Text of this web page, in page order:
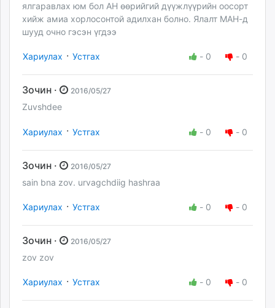
ялгаравлах юм бол АН өөрийгий дүүжлүүрийн оосорт
хийж амиа хорлосонтой адилхан болно. Ялалт МАН-д
шууд очно гэсэн үгдээ
Хариулах · Устгах - 0 - 0
Зочин · 2016/05/27
Zuvshdee
Хариулах · Устгах - 0 - 0
Зочин · 2016/05/27
sain bna zov. urvagchdiig hashraa
Хариулах · Устгах - 0 - 0
Зочин · 2016/05/27
zov zov
Хариулах · Устгах - 0 - 0